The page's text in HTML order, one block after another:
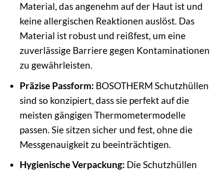
Material, das angenehm auf der Haut ist und
keine allergischen Reaktionen auslöst. Das
Material ist robust und reißfest, um eine
zuverlässige Barriere gegen Kontaminationen
zu gewährleisten.
Präzise Passform: BOSOTHERM Schutzhüllen
sind so konzipiert, dass sie perfekt auf die
meisten gängigen Thermometermodelle
passen. Sie sitzen sicher und fest, ohne die
Messgenauigkeit zu beeinträchtigen.
Hygienische Verpackung: Die Schutzhüllen